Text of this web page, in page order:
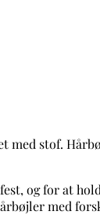
stof.
og for at
med